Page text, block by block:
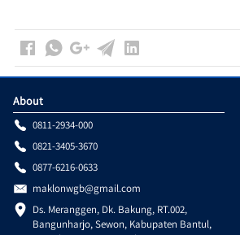
About
0811-2934-000
0821-3405-3670
0877-6216-0633
maklonwgb@gmail.com
Ds. Meranggen, Dk. Bakung, RT.002,
Bangunharjo, Sewon, Kabupaten Bantul,